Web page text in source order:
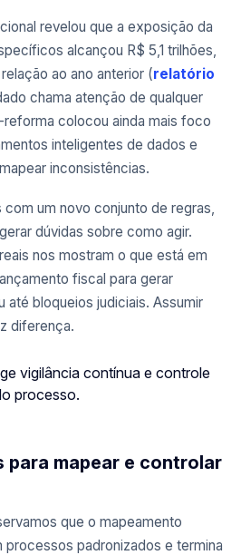
revelou que a exposição da
alcançou R$ 5,1 trilhões,
ao ano anterior (relatório
chama atenção de qualquer
colocou ainda mais foco
inteligentes de dados e
inconsistências.
um novo conjunto de regras,
dúvidas sobre como agir.
nos mostram o que está em
fiscal para gerar
até bloqueios judiciais. Assumir
diferença.
vigilância contínua e controle
processo.
para mapear e controlar
que o mapeamento
padronizados e termina